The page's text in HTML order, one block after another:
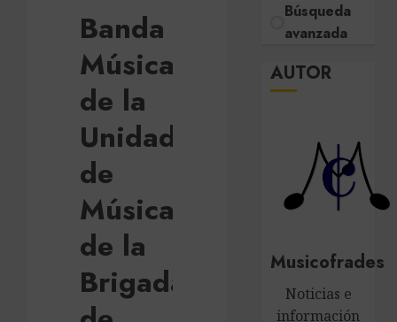
Banda de
Música
de la
Unidad
de
Música
de la
Brigada
Búsqueda
avanzada
AUTOR
Musicofrades
Noticias e
información